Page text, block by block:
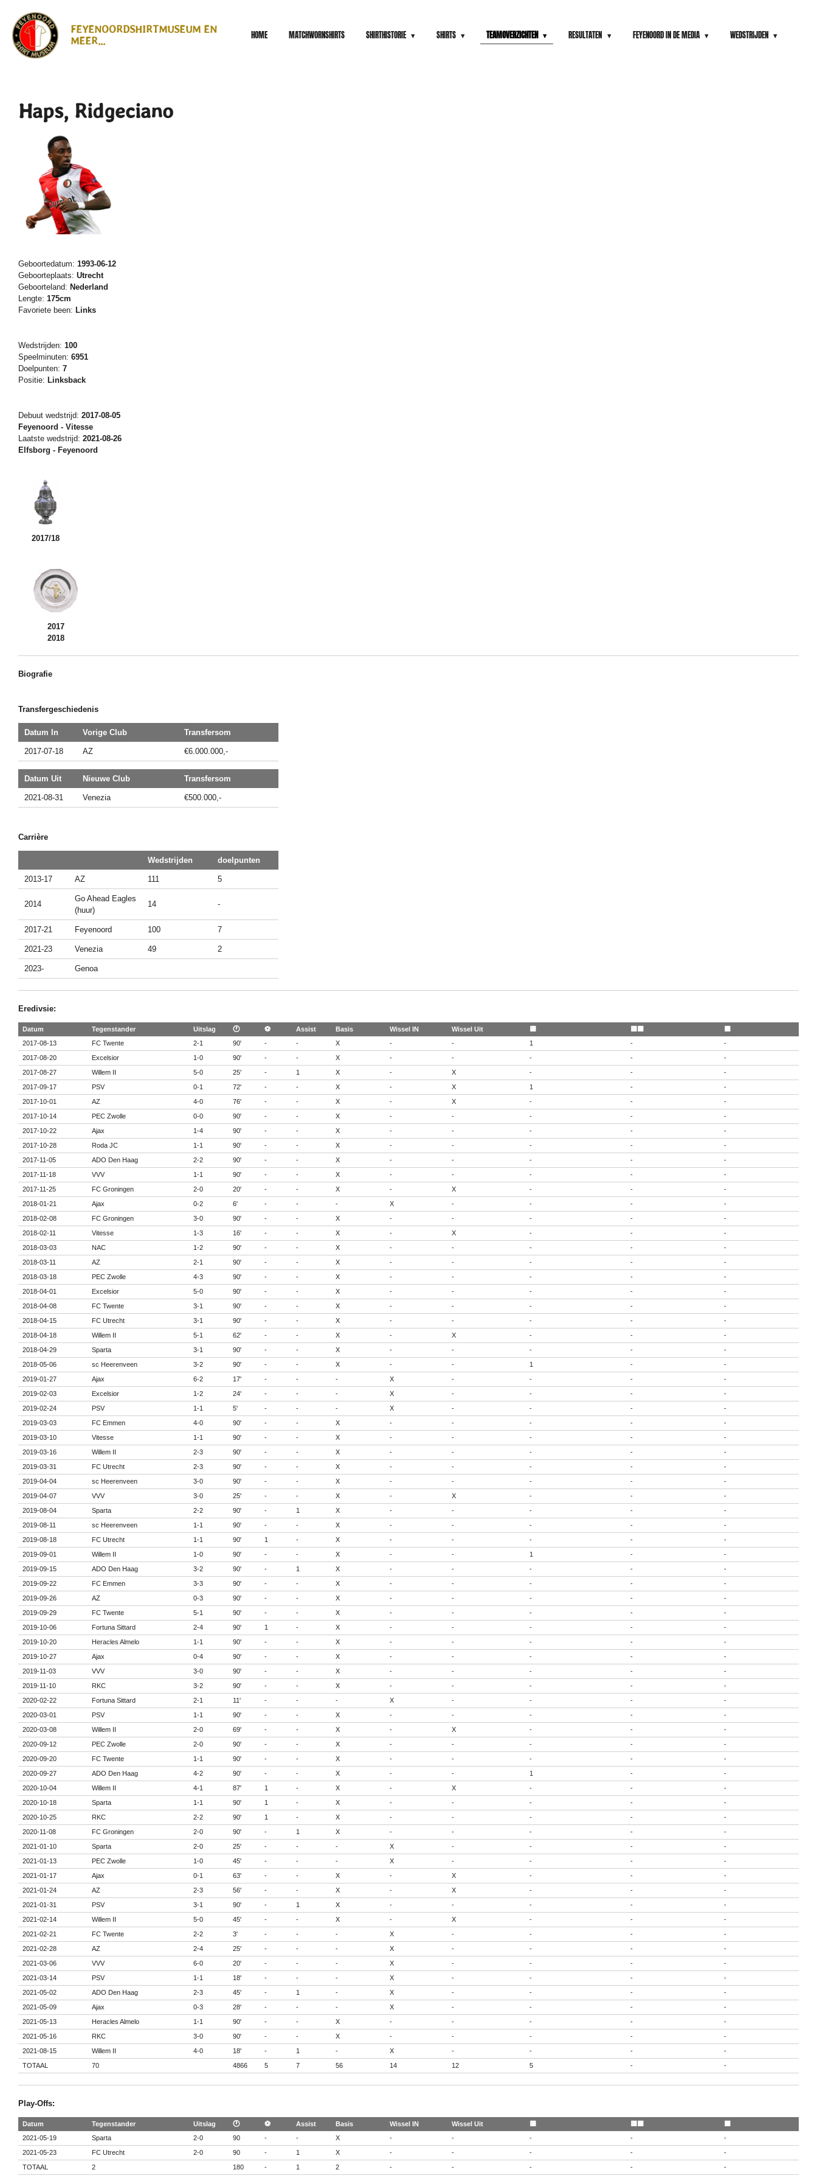
direct
naar
de
hoofdinhoud
FEYENOORDSHIRTMUSEUM EN
MEER...
HOME MATCHWORNSHIRTS SHIRTHISTORIE SHIRTS TEAMOVERZICHTEN RESULTATEN FEYENOORD IN DE MEDIA WEDSTRIJDEN
Haps, Ridgeciano
Geboortedatum: 1993-06-12
Geboorteplaats: Utrecht
Geboorteland: Nederland
Lengte: 175cm
Favoriete been: Links
Wedstrijden: 100
Speelminuten: 6951
Doelpunten: 7
Positie: Linksback
Debuut wedstrijd: 2017-08-05
Feyenoord - Vitesse
Laatste wedstrijd: 2021-08-26
Elfsborg - Feyenoord
2017/18
2017
2018
Biografie
Transfergeschiedenis
Datum In Vorige Club Transfersom
2017-07-18 AZ €6.000.000,-
Datum Uit Nieuwe Club Transfersom
2021-08-31 Venezia €500.000,-
Carrière
Wedstrijden doelpunten
2013-17 AZ 111 5
2014
Go Ahead Eagles
(huur)
14 -
2017-21 Feyenoord 100 7
2021-23 Venezia 49 2
2023- Genoa
Eredivsie:
Datum Tegenstander Uitslag 🕐 ⚽ Assist Basis Wissel IN Wissel Uit 🟨 🟨🟥
2017-08-13
FC Twente 2-1 90' - - X - - 1 -
-
2017-08-20
Excelsior 1-0 90' - - X - - - -
-
2017-08-27
Willem II 5-0 25' - 1 X - X - -
-
2017-09-17
PSV 0-1 72' - - X - X 1 -
-
2017-10-01
AZ 4-0 76' - - X - X - -
-
2017-10-14
PEC Zwolle 0-0 90' - - X - - - -
-
2017-10-22
Ajax 1-4 90' - - X - - - -
-
2017-10-28
Roda JC 1-1 90' - - X - - - -
-
2017-11-05
ADO Den Haag 2-2 90' - - X - - - -
-
2017-11-18
VVV 1-1 90' - - X - - - -
-
2017-11-25
FC Groningen 2-0 20' - - X - X - -
-
2018-01-21
Ajax 0-2 6' - - - X - - -
-
2018-02-08
FC Groningen 3-0 90' - - X - - - -
-
2018-02-11
Vitesse 1-3 16' - - X - X - -
-
2018-03-03
NAC 1-2 90' - - X - - - -
-
2018-03-11
AZ 2-1 90' - - X - - - -
-
2018-03-18
PEC Zwolle 4-3 90' - - X - - - -
-
2018-04-01
Excelsior 5-0 90' - - X - - - -
-
2018-04-08
FC Twente 3-1 90' - - X - - - -
-
2018-04-15
FC Utrecht 3-1 90' - - X - - - -
-
2018-04-18
Willem II 5-1 62' - - X - X - -
-
2018-04-29
Sparta 3-1 90' - - X - - - -
-
2018-05-06
sc Heerenveen 3-2 90' - - X - - 1 -
-
2019-01-27
Ajax 6-2 17' - - - X - - -
-
2019-02-03
Excelsior 1-2 24' - - - X - - -
-
2019-02-24
PSV 1-1 5' - - - X - - -
-
2019-03-03
FC Emmen 4-0 90' - - X - - - -
-
2019-03-10
Vitesse 1-1 90' - - X - - - -
-
2019-03-16
Willem II 2-3 90' - - X - - - -
-
2019-03-31
FC Utrecht 2-3 90' - - X - - - -
-
2019-04-04
sc Heerenveen 3-0 90' - - X - - - -
-
2019-04-07
VVV 3-0 25' - - X - X - -
-
2019-08-04
Sparta 2-2 90' - 1 X - - - -
-
2019-08-11
sc Heerenveen 1-1 90' - - X - - - -
-
2019-08-18
FC Utrecht 1-1 90' 1 - X - - - -
-
2019-09-01
Willem II 1-0 90' - - X - - 1 -
-
2019-09-15
ADO Den Haag 3-2 90' - 1 X - - - -
-
2019-09-22
FC Emmen 3-3 90' - - X - - - -
-
2019-09-26
AZ 0-3 90' - - X - - - -
-
2019-09-29
FC Twente 5-1 90' - - X - - - -
-
2019-10-06
Fortuna Sittard 2-4 90' 1 - X - - - -
-
2019-10-20
Heracles Almelo 1-1 90' - - X - - - -
-
2019-10-27
Ajax 0-4 90' - - X - - - -
-
2019-11-03
VVV 3-0 90' - - X - - - -
-
2019-11-10
RKC 3-2 90' - - X - - - -
-
2020-02-22
Fortuna Sittard 2-1 11' - - - X - - -
-
2020-03-01
PSV 1-1 90' - - X - - - -
-
2020-03-08
Willem II 2-0 69' - - X - X - -
-
2020-09-12
PEC Zwolle 2-0 90' - - X - - - -
-
2020-09-20
FC Twente 1-1 90' - - X - - - -
-
2020-09-27
ADO Den Haag 4-2 90' - - X - - 1 -
-
2020-10-04
Willem II 4-1 87' 1 - X - X - -
-
2020-10-18
Sparta 1-1 90' 1 - X - - - -
-
2020-10-25
RKC 2-2 90' 1 - X - - - -
-
2020-11-08
FC Groningen 2-0 90' - 1 X - - - -
-
2021-01-10
Sparta 2-0 25' - - - X - - -
-
2021-01-13
PEC Zwolle 1-0 45' - - - X - - -
-
2021-01-17
Ajax 0-1 63' - - X - X - -
-
2021-01-24
AZ 2-3 56' - - X - X - -
-
2021-01-31
PSV 3-1 90' - 1 X - - - -
-
2021-02-14
Willem II 5-0 45' - - X - X - -
-
2021-02-21
FC Twente 2-2 3' - - - X - - -
-
2021-02-28
AZ 2-4 25' - - - X - - -
-
2021-03-06
VVV 6-0 20' - - - X - - -
-
2021-03-14
PSV 1-1 18' - - - X - - -
-
2021-05-02
ADO Den Haag 2-3 45' - 1 - X - - -
-
2021-05-09
Ajax 0-3 28' - - - X - - -
-
2021-05-13
Heracles Almelo 1-1 90' - - X - - - -
-
2021-05-16
RKC 3-0 90' - - X - - - -
-
2021-08-15
Willem II 4-0 18' - 1 - X - - -
-
TOTAAL
70 4866 5 7 56 14 12 5 - -
Play-Offs:
Datum Tegenstander Uitslag 🕐 ⚽ Assist Basis Wissel IN Wissel Uit 🟨 🟨🟥
2021-05-19
Sparta 2-0 90 - - X - - - -
-
2021-05-23
FC Utrecht 2-0 90 - 1 X - - - -
-
TOTAAL
2 180 - 1 2 - - - - -